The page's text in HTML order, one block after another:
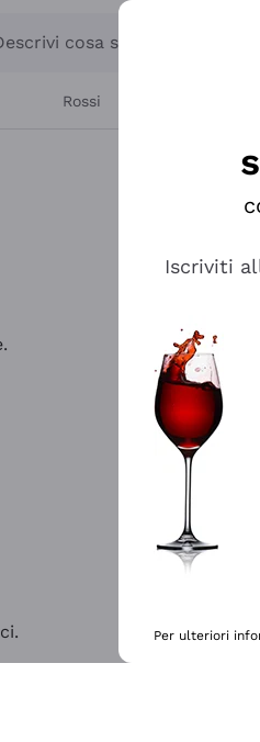
cosa stai cercando
Rossi
Iscriviti
Per ulteriori